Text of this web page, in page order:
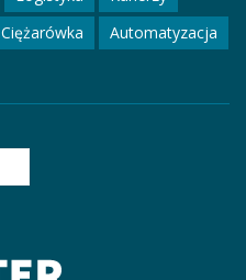
Ciężarówka Automatyzacja